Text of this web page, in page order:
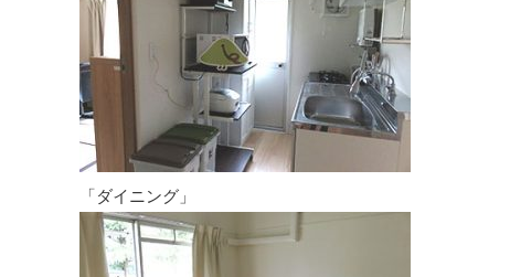
「ダイニング」